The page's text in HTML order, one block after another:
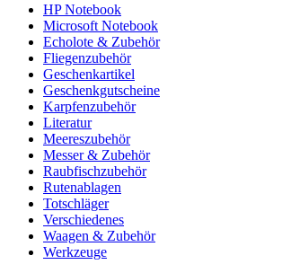
HP Notebook
Microsoft Notebook
Echolote & Zubehör
Fliegenzubehör
Geschenkartikel
Geschenkgutscheine
Karpfenzubehör
Literatur
Meereszubehör
Messer & Zubehör
Raubfischzubehör
Rutenablagen
Totschläger
Verschiedenes
Waagen & Zubehör
Werkzeuge